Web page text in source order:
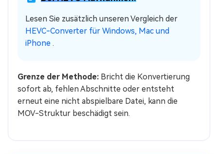
Lesen Sie zusätzlich unseren Vergleich der
HEVC-Converter für Windows, Mac und
iPhone .
Grenze der Methode: Bricht die Konvertierung
sofort ab, fehlen Abschnitte oder entsteht
erneut eine nicht abspielbare Datei, kann die
MOV-Struktur beschädigt sein.